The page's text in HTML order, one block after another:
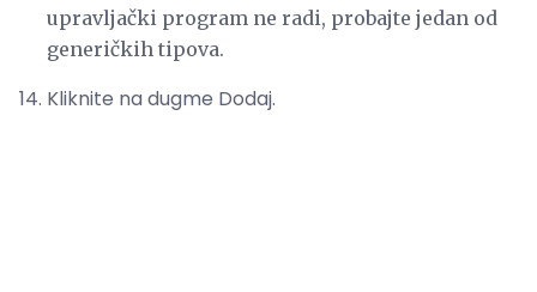
upravljački program ne radi, probajte jedan od
generičkih tipova.
Kliknite na dugme Dodaj.